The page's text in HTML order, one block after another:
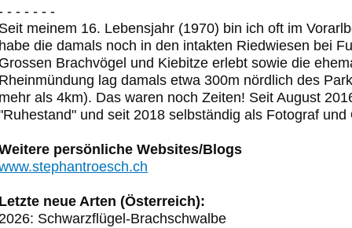
- - - - - -
Seit meinem 16. Lebensjahr (1970) bin ich oft im
habe die damals noch in den intakten Riedwiesen bei
Grossen Brachvögel und Kiebitze erlebt sowie die
Rheinmündung lag damals etwa 300m nördlich des
mehr als 4km). Das waren noch Zeiten! Seit August
und seit 2018 selbständig als Fotograf
persönliche Websites/Blogs
Letzte neue Arten (Österreich):
2026: Schwarzflügel-Brachschwalbe